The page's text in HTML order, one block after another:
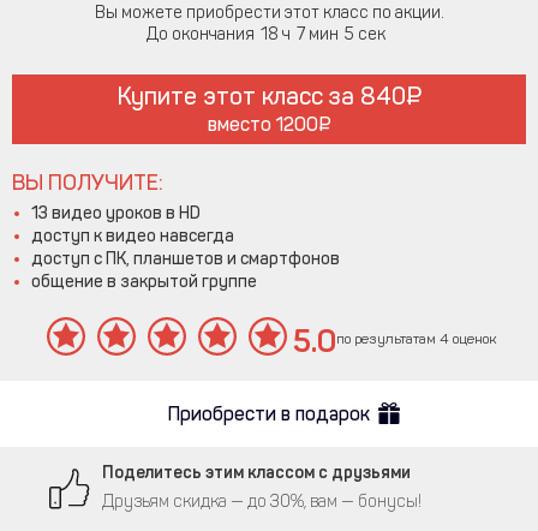
Вы можете приобрести этот класс по акции.
До окончания 18 7 4
Купите этот класс за 840
вместо 1200
ВЫ ПОЛУЧИТЕ:
13 видео уроков в HD
доступ к видео навсегда
доступ с ПК, планшетов и смартфонов
общение в закрытой группе
5.0по результатам 4 оценок
Приобрести в подарок
Поделитесь этим классом с друзьями
Друзьям скидка — до 30%, вам — бонусы!